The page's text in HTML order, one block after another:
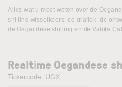
Alles wat u moet weten over de
shilling wisselkoers, de grafiek, de
de Oegandese shilling en de Valuta
Realtime Oegandese
Tickercode: UGX